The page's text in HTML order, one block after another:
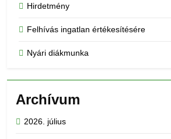
Hirdetmény
Felhívás ingatlan értékesítésére
Nyári diákmunka
Archívum
2026. július